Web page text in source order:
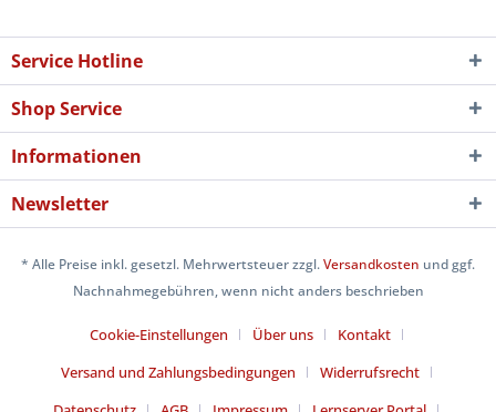
Service Hotline
Shop Service
Informationen
Newsletter
* Alle Preise inkl. gesetzl. Mehrwertsteuer zzgl.Versandkosten und ggf.
Nachnahmegebühren, wenn nicht anders beschrieben
Cookie-Einstellungen Über uns
Kontakt
Versand und Zahlungsbedingungen
Widerrufsrecht